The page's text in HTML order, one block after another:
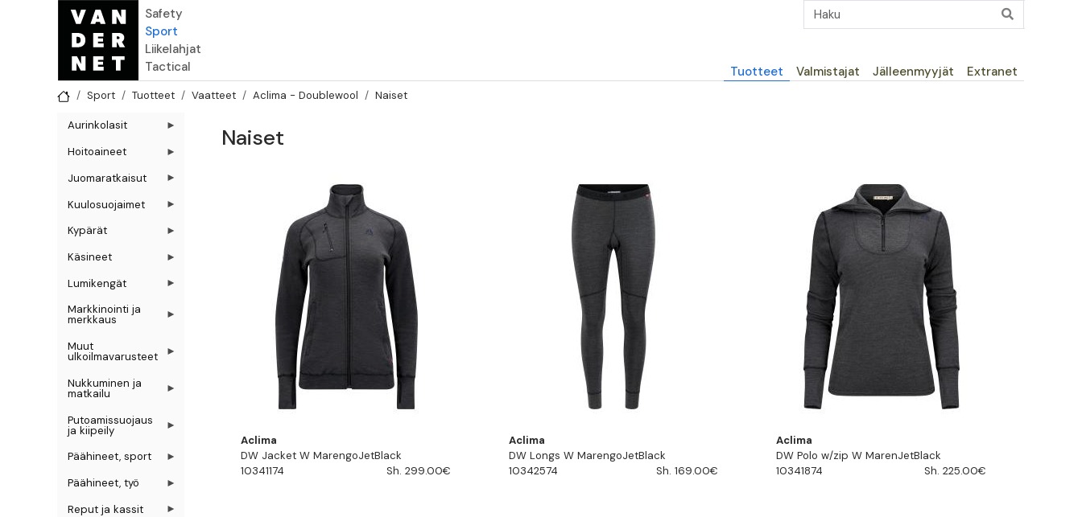
Hyppää pääsisältöön
Safety
Sport
Liikelahjat
Tactical
Päävalikko
Tuotteet Valmistajat Jälleenmyyjät Extranet
Sport Tuotteet Vaatteet Aclima - Doublewool Naiset
Naiset
Aclima
DW Jacket W MarengoJetBlack
10341174
Sh. 299.00€
Aclima
DW Longs W MarengoJetBlack
10342574
Sh. 169.00€
Aclima
DW Polo w/zip W MarenJetBlack
10341874
Sh. 225.00€
Aurinkolasit
Hoitoaineet
Juomaratkaisut
Kuulosuojaimet
Kypärät
Käsineet
Lumikengät
Markkinointi ja
merkkaus
Muut
ulkoilmavarusteet
Nukkuminen ja
matkailu
Putoamissuojaus
ja kiipeily
Päähineet, sport
Päähineet, työ
Reput ja kassit